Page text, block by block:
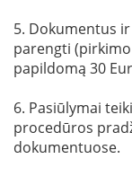
5. Dokumentus
parengti
papildomą 30
6. Pasiūlymai
procedūros
dokumentuose.